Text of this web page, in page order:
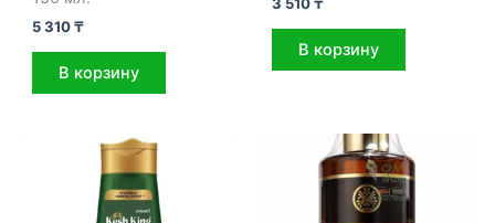
5 310₸
В корзину
В корзину